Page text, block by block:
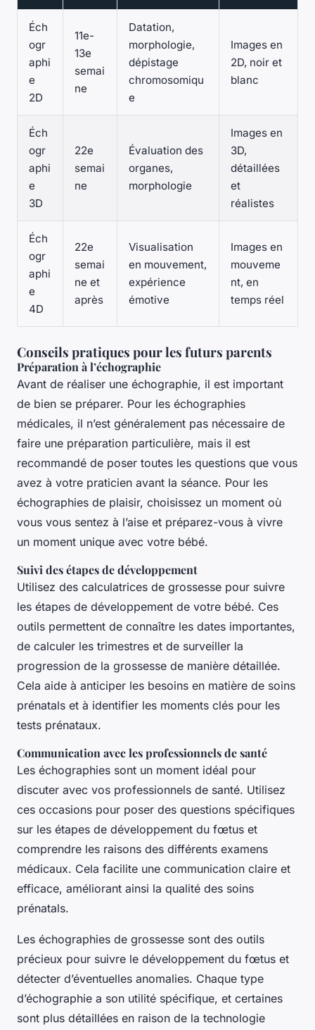
Éch
ogr
aphi
e
2D
11e-
13e
semai
ne
Datation,
morphologie,
dépistage
chromosomiqu
e
Images en
2D, noir et
blanc
Éch
ogr
aphi
e
3D
22e
semai
ne
Évaluation des
organes,
morphologie
Images en
3D,
détaillées
et
réalistes
Éch
ogr
aphi
e
4D
22e
semai
ne et
après
Visualisation
en mouvement,
expérience
émotive
Images en
mouveme
nt, en
temps réel
Conseils pratiques pour les futurs parents
Préparation à l’échographie
Avant de réaliser une échographie, il est important
de bien se préparer. Pour les échographies
médicales, il n’est généralement pas nécessaire de
faire une préparation particulière, mais il est
recommandé de poser toutes les questions que vous
avez à votre praticien avant la séance. Pour les
échographies de plaisir, choisissez un moment où
vous vous sentez à l’aise et préparez-vous à vivre
un moment unique avec votre bébé.
Suivi des étapes de développement
Utilisez des calculatrices de grossesse pour suivre
les étapes de développement de votre bébé. Ces
outils permettent de connaître les dates importantes,
de calculer les trimestres et de surveiller la
progression de la grossesse de manière détaillée.
Cela aide à anticiper les besoins en matière de soins
prénatals et à identifier les moments clés pour les
tests prénataux.
Communication avec les professionnels de santé
Les échographies sont un moment idéal pour
discuter avec vos professionnels de santé. Utilisez
ces occasions pour poser des questions spécifiques
sur les étapes de développement du fœtus et
comprendre les raisons des différents examens
médicaux. Cela facilite une communication claire et
efficace, améliorant ainsi la qualité des soins
prénatals.
Les échographies de grossesse sont des outils
précieux pour suivre le développement du fœtus et
détecter d’éventuelles anomalies. Chaque type
d’échographie a son utilité spécifique, et certaines
sont plus détaillées en raison de la technologie